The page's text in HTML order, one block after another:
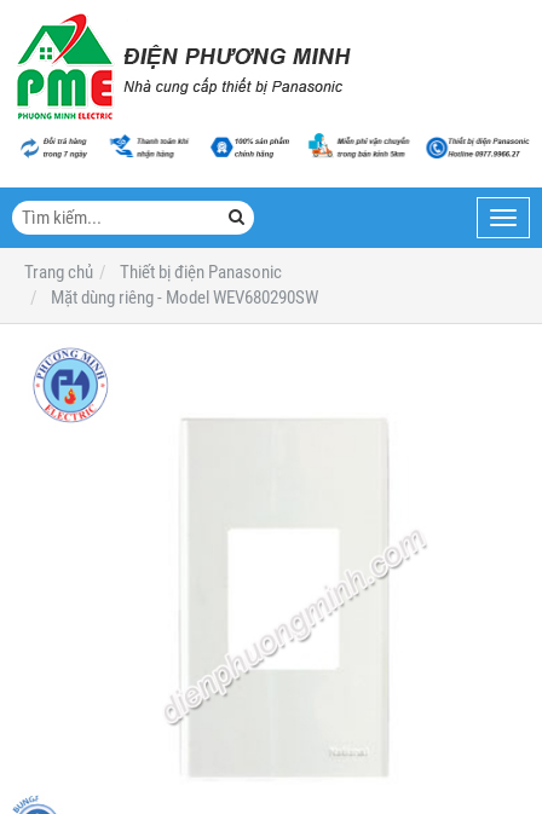
Trang chủ
Thiết bị điện Panasonic
Mặt dùng riêng - Model WEV680290SW